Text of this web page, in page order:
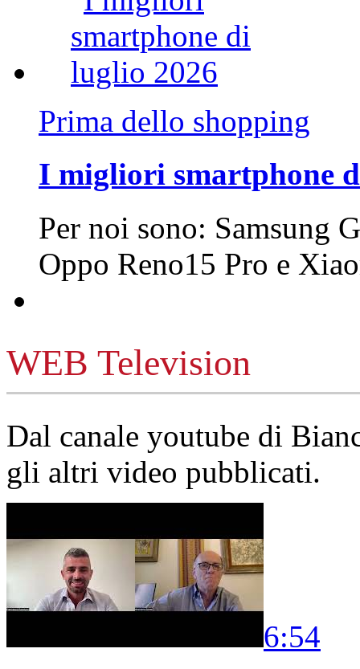
Prima dello shopping
I migliori smartphone
Per noi sono: Samsung
Oppo Reno15 Pro e
WEB Television
Dal canale youtube di
gli altri video pubblicati.
6:54